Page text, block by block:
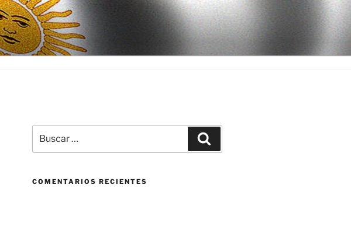
por:
COMENTARIOS RECIENTES